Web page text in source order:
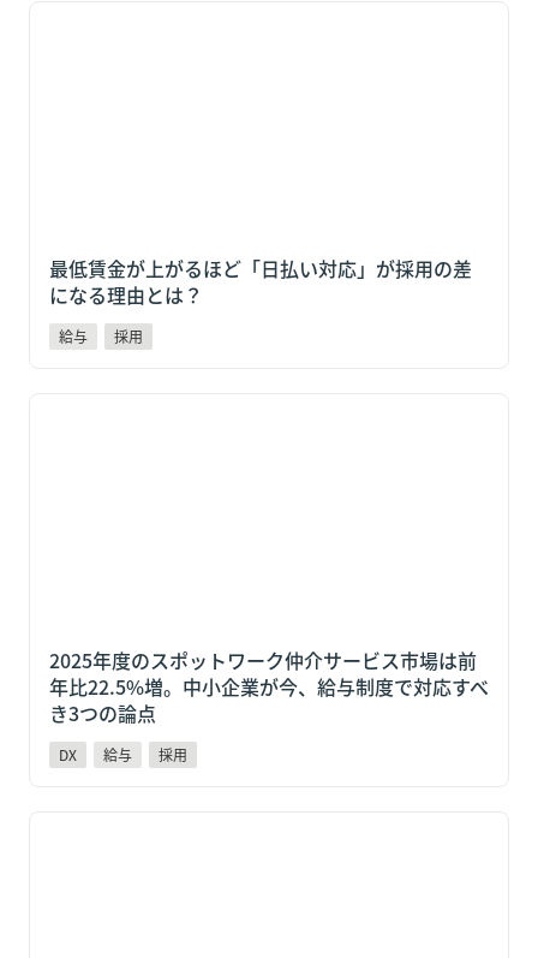
最低賃金が上がるほど「日払い対応」が採用の差にな
最低賃金が上がるほど「日払い対応」が採用の差
になる理由とは？
給与 採用
2025年度のスポットワーク仲介サービス市場は前年比
2025年度のスポットワーク仲介サービス市場は前
年比22.5%増。中小企業が今、給与制度で対応すべ
き3つの論点
DX 給与 採用
吉野家も導入しているPayPay給与受取とは？変わる人